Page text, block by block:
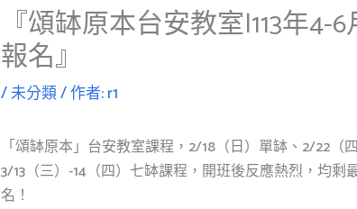
『頌缽原本台安教室|113年4-
報名』
/未分類/ 作者:r1
「頌缽原本」台安教室課程，2/18（日）單缽、2/22（
3/13（三）-14（四）七缽課程，開班後反應熱烈，均
名！